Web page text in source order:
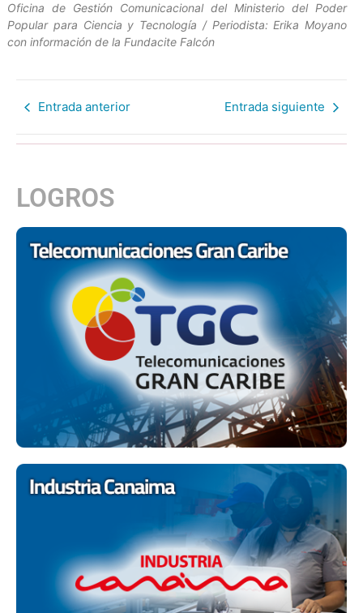
Oficina de Gestión Comunicacional del Ministerio del Poder
Popular para Ciencia y Tecnología / Periodista: Erika Moyano
con información de la Fundacite Falcón
Entrada anterior Entrada siguiente
LOGROS